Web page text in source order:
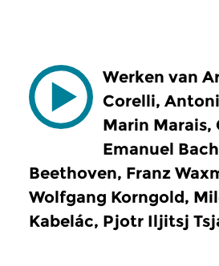
Werken van
Corelli,
Marin Marais,
Emanuel
Beethoven, Franz
Wolfgang Korngold,
Kabelác, Pjotr Iljitsj